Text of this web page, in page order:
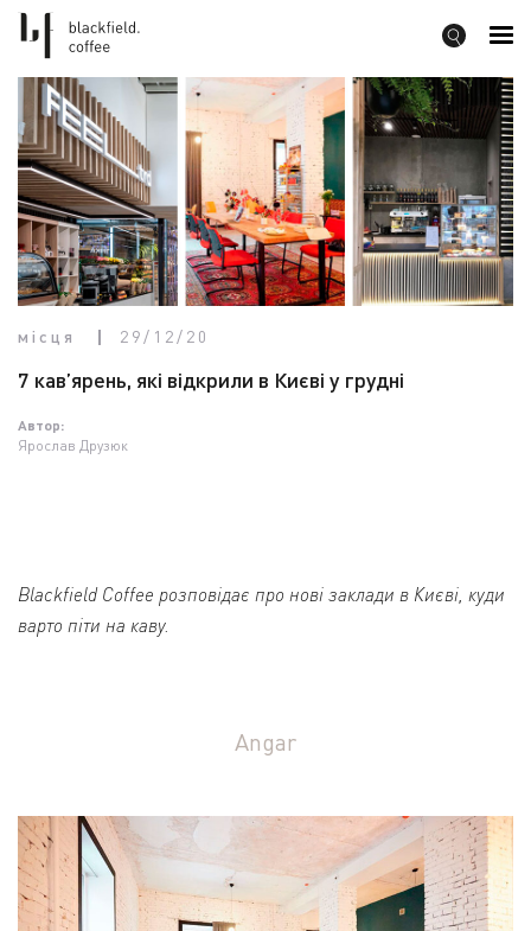
місця 29/12/20
7 кав’ярень, які відкрили в Києві у грудні
Автор:
Ярослав Друзюк
Blackfield Coffee розповідає про нові заклади в Києві, куди
варто піти на каву.
Angar